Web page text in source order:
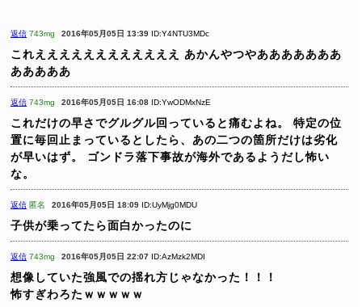
返信 743mg 2016年05月05日 13:39 ID:Y4NTU3MDc
これええええええええええええ
あかんやつやあああああああ
あああああ
返信 743mg 2016年05月05日 16:08 ID:YwODMxNzE
これだけの早さでグルグル回っていると痛むよね。
特定の位
置に毎回止まっているとしたら、あの二つの箇所だけは劣化
が早いはず。
ゴンドラ落下事故が海外であるようだし怖い
な。
返信 匿名 2016年05月05日 18:09 ID:UyMjg0MDU
子供が乗ってたら面白かったのに
返信 743mg 2016年05月05日 22:07 ID:AzMzk2MDI
想像していた強風での揺れ方じゃなかった！！！
怖すぎわろたｗｗｗｗｗ